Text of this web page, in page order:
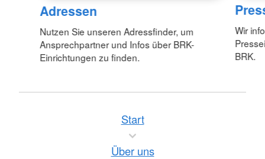
Adressen
Nutzen Sie unseren Adressfinder, um
Ansprechpartner und Infos über BRK-
Einrichtungen zu finden.
Wir
BRK.
Start
Über uns